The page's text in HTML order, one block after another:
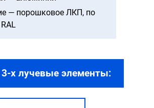
— порошковое ЛКП, по
х лучевые элементы: